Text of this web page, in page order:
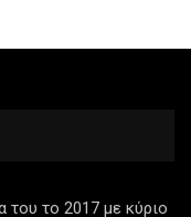
του το 2017 με κύριο